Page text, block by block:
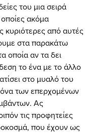
του μια σειρά
ακόμα
κυριότερες από αυτές
στα παρακάτω
οποία αν τα δει
το ένα με το άλλο
στο μυαλό του
των επερχομένων
Ας
τις προφητείες
που έχουν ως